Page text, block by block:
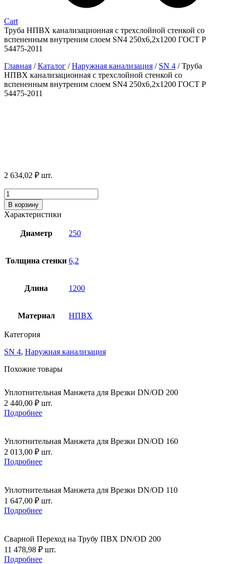
Cart
Труба НПВХ канализационная с трехслойной стенкой со
вспененным внутреним слоем SN4 250х6,2х1200 ГОСТ Р
54475-2011
Главная /Каталог /Наружная канализация / SN 4 /Труба
НПВХ канализационная с трехслойной стенкой со
вспененным внутреним слоем SN4 250х6,2х1200 ГОСТ Р
54475-2011
2 634,02 ₽ шт.
Количество
товара
Труба
НПВХ
канализационная
стенкой
со
внутреним
250х6,2х1200
ГОСТ
Р
54475-
2011
В корзину
Характеристики
Диаметр 250
Толщина стенки 6,2
Длина 1200
Материал НПВХ
Категория
SN 4, Наружная канализация
Похожие товары
Уплотнительная Манжета для Врезки DN/OD 200
2 440,00 ₽ шт.
Подробнее
Уплотнительная Манжета для Врезки DN/OD 160
2 013,00 ₽ шт.
Подробнее
Уплотнительная Манжета для Врезки DN/OD 110
1 647,00 ₽ шт.
Подробнее
Сварной Переход на Трубу ПВХ DN/OD 200
11 478,98 ₽ шт.
Подробнее